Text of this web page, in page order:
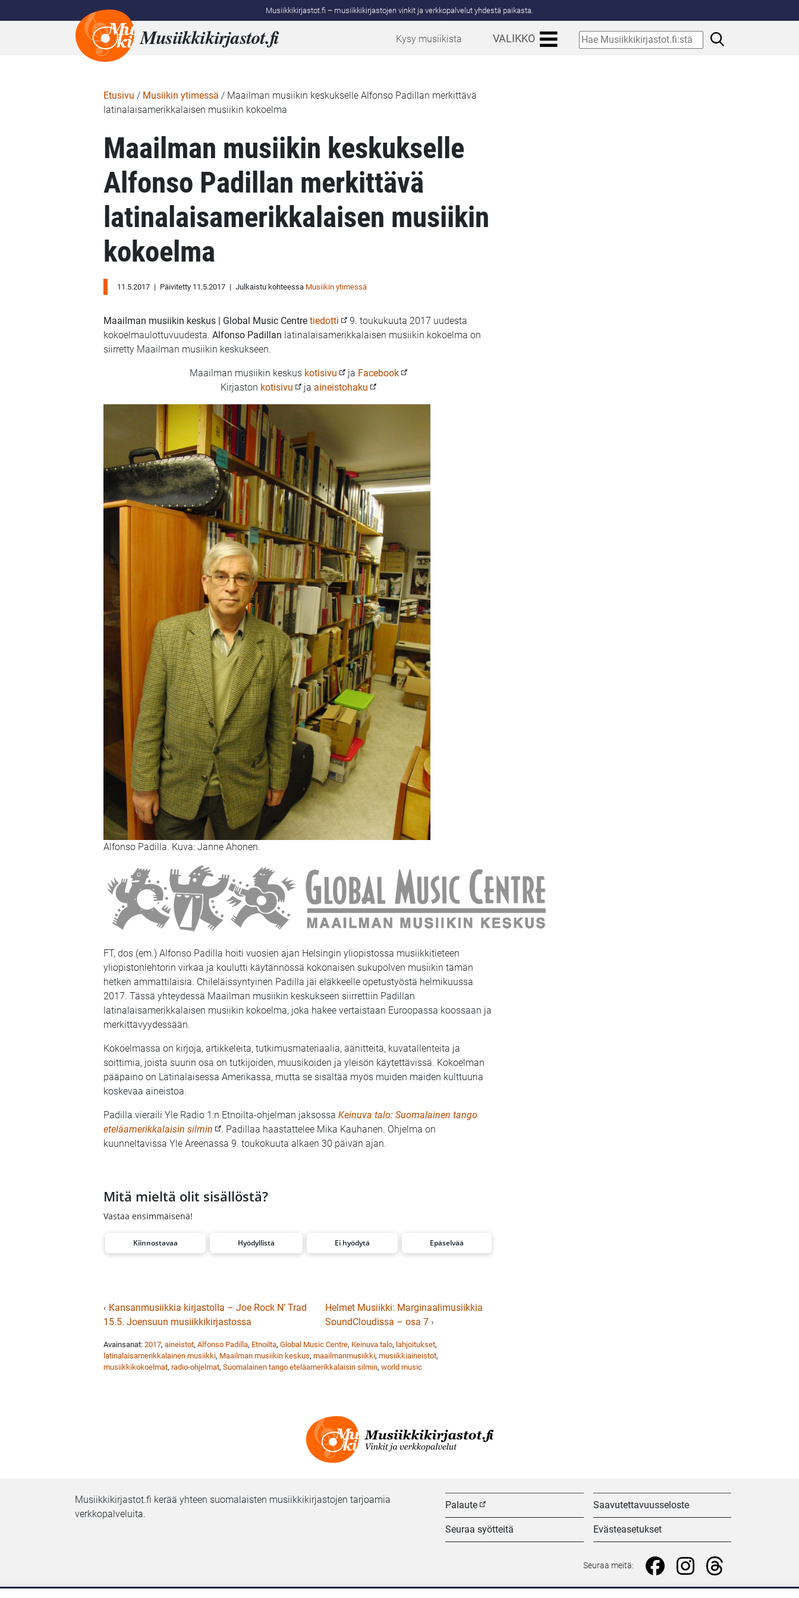
Musiikkikirjastot.fi – musiikkikirjastojen vinkit ja verkkopalvelut yhdestä paikasta.
Musiikkikirjastot.fi Kysy musiikista VALIKKO Hae
Etusivu / Musiikin ytimessä / Maailman musiikin keskukselle Alfonso Padillan merkittävä
latinalaisamerikkalaisen musiikin kokoelma
Maailman musiikin keskukselle
Alfonso Padillan merkittävä
latinalaisamerikkalaisen musiikin
kokoelma
11.5.2017 | Päivitetty 11.5.2017 | Julkaistu kohteessa Musiikin ytimessä
Maailman musiikin keskus | Global Music Centre tiedotti
9. toukukuuta 2017 uudesta
kokoelmaulottuvuudesta. Alfonso Padillan latinalaisamerikkalaisen musiikin kokoelma on
siirretty Maailman musiikin keskukseen.
Maailman musiikin keskus kotisivu ja Facebook
Kirjaston kotisivu ja aineistohaku
Alfonso Padilla. Kuva: Janne Ahonen.
FT, dos (em.) Alfonso Padilla hoiti vuosien ajan Helsingin yliopistossa musiikkitieteen
yliopistonlehtorin virkaa ja koulutti käytännössä kokonaisen sukupolven musiikin tämän
hetken ammattilaisia. Chileläissyntyinen Padilla jäi eläkkeelle opetustyöstä helmikuussa
2017. Tässä yhteydessä Maailman musiikin keskukseen siirrettiin Padillan
latinalaisamerikkalaisen musiikin kokoelma, joka hakee vertaistaan Euroopassa koossaan ja
merkittävyydessään.
Kokoelmassa on kirjoja, artikkeleita, tutkimusmateriaalia, äänitteitä, kuvatallenteita ja
soittimia, joista suurin osa on tutkijoiden, muusikoiden ja yleisön käytettävissä. Kokoelman
pääpaino on Latinalaisessa Amerikassa, mutta se sisältää myös muiden maiden kulttuuria
koskevaa aineistoa.
Padilla vieraili Yle Radio 1:n Etnoilta-ohjelman jaksossa Keinuva talo: Suomalainen tango
eteläamerikkalaisin silmin
. Padillaa haastattelee Mika Kauhanen. Ohjelma on
kuunneltavissa Yle Areenassa 9. toukokuuta alkaen 30 päivän ajan.
Mitä mieltä olit sisällöstä?
Vastaa ensimmäisenä!
Kiinnostavaa Hyödyllistä Ei hyödytä Epäselvää
‹ Kansanmusiikkia kirjastolla – Joe Rock N’ Trad
15.5. Joensuun musiikkikirjastossa
Helmet Musiikki: Marginaalimusiikkia
SoundCloudissa – osa 7›
Avainsanat: 2017, aineistot, Alfonso Padilla, Etnoilta, Global Music Centre, Keinuva talo, lahjoitukset,
latinalaisamerikkalainen musiikki, Maailman musiikin keskus, maailmanmusiikki, musiikkiaineistot,
musiikkikokoelmat, radio-ohjelmat, Suomalainen tango eteläamerikkalaisin silmin, world music
Musiikkikirjastot.fi kerää yhteen suomalaisten musiikkikirjastojen tarjoamia
verkkopalveluita.
Palaute Saavutettavuusseloste
Seuraa syötteitä Evästeasetukset
Seuraa meitä: